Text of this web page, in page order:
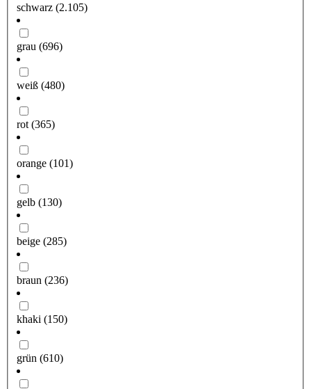
schwarz (2.105)
grau (696)
weiß (480)
rot (365)
orange (101)
gelb (130)
beige (285)
braun (236)
khaki (150)
grün (610)